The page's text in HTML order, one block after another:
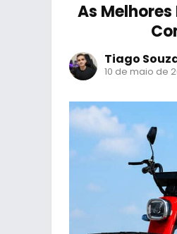
As
Tiago
10 de maio de